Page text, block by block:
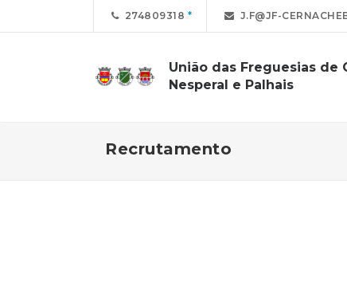
274809318 J.F@JF-
União das Freguesias de
Nesperal e Palhais
Recrutamento